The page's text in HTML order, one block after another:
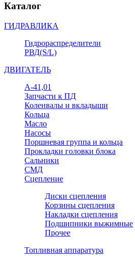
Каталог
ГИДРАВЛИКА
Гидрораспределители
РВД(S/L)
ДВИГАТЕЛЬ
А-41,01
Запчасти к ПД
Коленвалы и вкладыши
Кольца
Масло
Насосы
Поршневая группа и кольца
Прокладки головки блока
Сальники
СМД
Сцепление
Диски сцепления
Корзины сцепления
Накладки сцепления
Подшипники выжимные
Прочее
Топливная аппаратура